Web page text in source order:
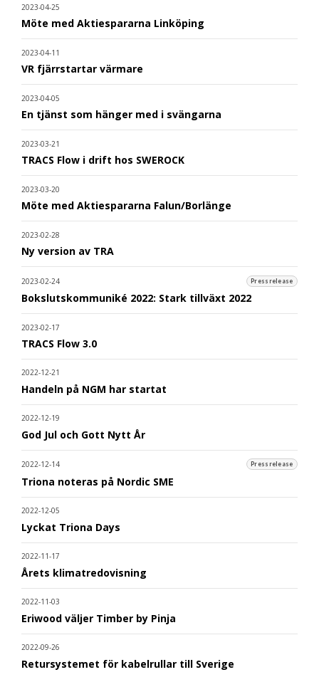
2023-04-25
Möte med Aktiespararna Linköping
2023-04-11
VR fjärrstartar värmare
2023-04-05
En tjänst som hänger med i svängarna
2023-03-21
TRACS Flow i drift hos SWEROCK
2023-03-20
Möte med Aktiespararna Falun/Borlänge
2023-02-28
Ny version av TRA
2023-02-24 Pressrelease
Bokslutskommuniké 2022: Stark tillväxt 2022
2023-02-17
TRACS Flow 3.0
2022-12-21
Handeln på NGM har startat
2022-12-19
God Jul och Gott Nytt År
2022-12-14 Pressrelease
Triona noteras på Nordic SME
2022-12-05
Lyckat Triona Days
2022-11-17
Årets klimatredovisning
2022-11-03
Eriwood väljer Timber by Pinja
2022-09-26
Retursystemet för kabelrullar till Sverige